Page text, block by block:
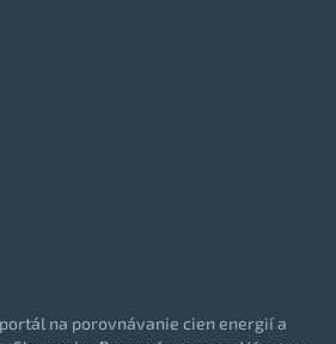
na porovnávanie cien energií a